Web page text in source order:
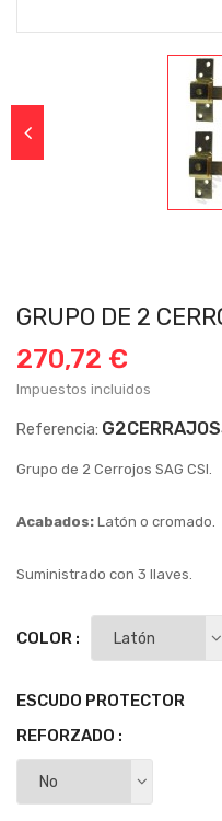
GRUPO DE 2
270,72 €
Impuestos incluidos
Referencia:
Grupo de 2 Cerrojos SAG CSI.
Acabados: Latón o cromado.
Suministrado con 3 llaves.
COLOR :
ESCUDO PROTECTOR
REFORZADO :